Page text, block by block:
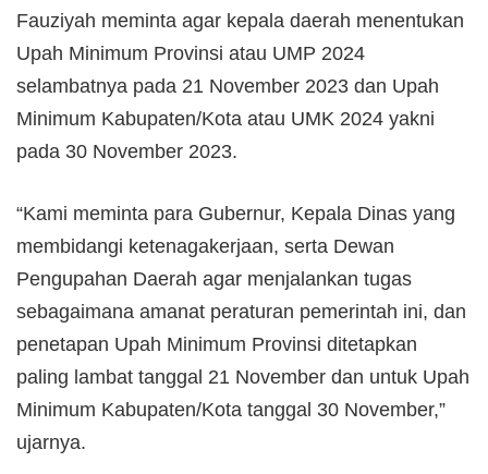
Fauziyah meminta agar kepala daerah menentukan
Upah Minimum Provinsi atau UMP 2024
selambatnya pada 21 November 2023 dan Upah
Minimum Kabupaten/Kota atau UMK 2024 yakni
pada 30 November 2023.
“Kami meminta para Gubernur, Kepala Dinas yang
membidangi ketenagakerjaan, serta Dewan
Pengupahan Daerah agar menjalankan tugas
sebagaimana amanat peraturan pemerintah ini, dan
penetapan Upah Minimum Provinsi ditetapkan
paling lambat tanggal 21 November dan untuk Upah
Minimum Kabupaten/Kota tanggal 30 November,”
ujarnya.